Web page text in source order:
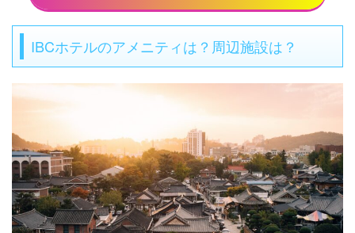
IBCホテルのアメニティは？周辺施設は？